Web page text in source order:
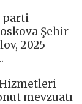
parti
Şehir
2025
mevzuatı